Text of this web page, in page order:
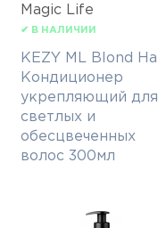
Magic Life
✔ В НАЛИЧИИ
KEZY ML Blond
Кондиционер
укрепляющий для
светлых и
обесцвеченных
волос 300мл